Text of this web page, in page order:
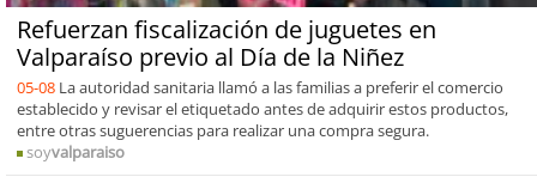
Refuerzan fiscalización de juguetes en
Valparaíso previo al Día de la Niñez
05-08 La autoridad sanitaria llamó a las familias a preferir el comercio
establecido y revisar el etiquetado antes de adquirir estos productos,
entre otras suguerencias para realizar una compra segura.
soyvalparaiso